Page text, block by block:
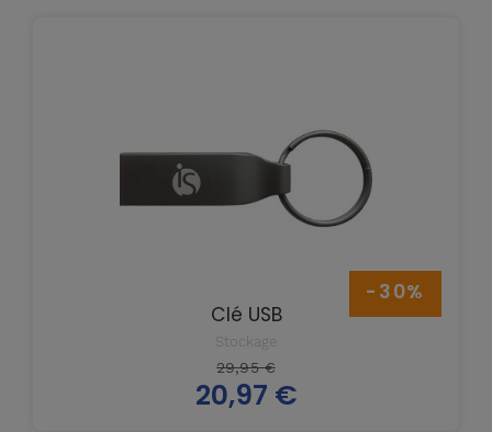
Clé USB
Stockage
Prix
de
base
29,95 €
Prix
20,97 €
-30%